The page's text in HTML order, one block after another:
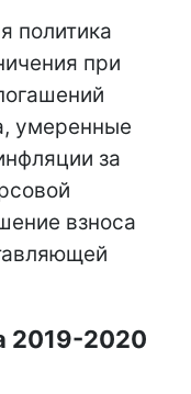
политика
при
умеренные
за
взноса
2019-2020